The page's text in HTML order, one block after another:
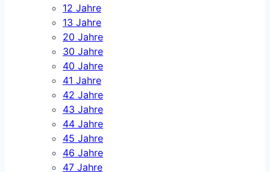
12 Jahre
13 Jahre
20 Jahre
30 Jahre
40 Jahre
41 Jahre
42 Jahre
43 Jahre
44 Jahre
45 Jahre
46 Jahre
47 Jahre